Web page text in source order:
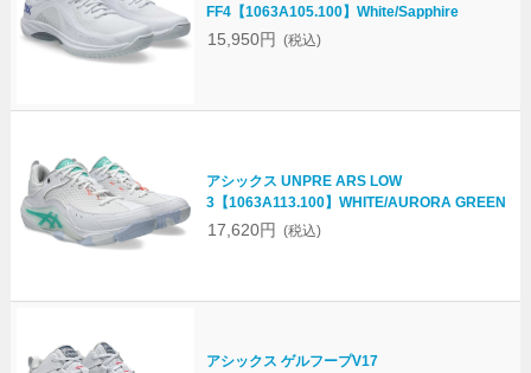
FF4【1063A105.100】White/Sapphire
15,950円 (税込)
アシックス UNPRE ARS LOW
3【1063A113.100】WHITE/AURORA GREEN
17,620円 (税込)
アシックス ゲルフープV17